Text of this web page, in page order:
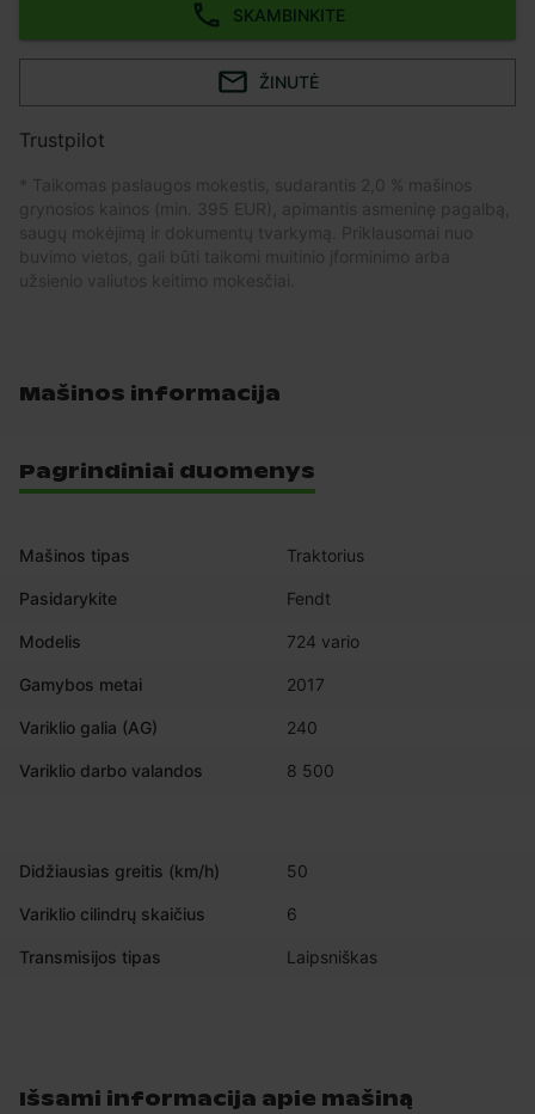
SKAMBINKITE
ŽINUTĖ
Trustpilot
* Taikomas paslaugos mokestis, sudarantis 2,0 % mašinos
grynosios kainos (min. 395 EUR), apimantis asmeninę pagalbą,
saugų mokėjimą ir dokumentų tvarkymą. Priklausomai nuo
buvimo vietos, gali būti taikomi muitinio įforminimo arba
užsienio valiutos keitimo mokesčiai.
Mašinos informacija
Pagrindiniai duomenys
Mašinos tipas Traktorius
Pasidarykite Fendt
Modelis 724 vario
Gamybos metai 2017
Variklio galia (AG) 240
Variklio darbo valandos 8 500
Didžiausias greitis (km/h) 50
Variklio cilindrų skaičius 6
Transmisijos tipas Laipsniškas
Išsami informacija apie mašiną